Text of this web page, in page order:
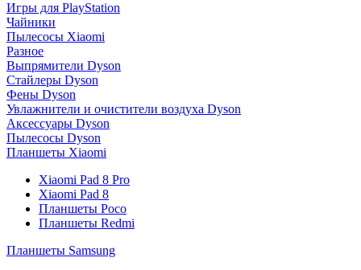
Игры для PlayStation
Чайники
Пылесосы Xiaomi
Разное
Выпрямители Dyson
Стайлеры Dyson
Фены Dyson
Увлажнители и очистители воздуха Dyson
Аксессуары Dyson
Пылесосы Dyson
Планшеты Xiaomi
Xiaomi Pad 8 Pro
Xiaomi Pad 8
Планшеты Poco
Планшеты Redmi
Планшеты Samsung